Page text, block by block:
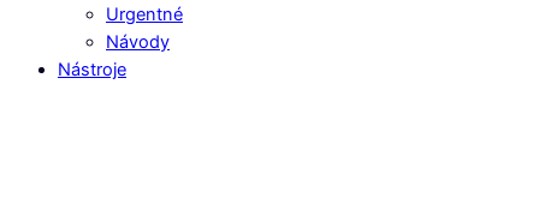
Urgentné
Návody
Nástroje